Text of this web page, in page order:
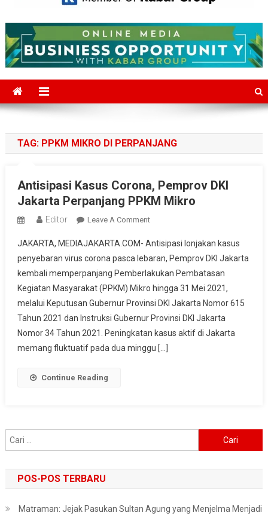
Mediajakarta.com
TAG: PPKM MIKRO DI PERPANJANG
Antisipasi Kasus Corona, Pemprov DKI
Jakarta Perpanjang PPKM Mikro
Editor Leave A CommentOn
Kasus
Corona,
Pemprov
DKI
Jakarta
Perpanjang
PPKM
Mikro
JAKARTA, MEDIAJAKARTA.COM- Antisipasi lonjakan kasus
penyebaran virus corona pasca lebaran, Pemprov DKI Jakarta
kembali memperpanjang Pemberlakukan Pembatasan
Kegiatan Masyarakat (PPKM) Mikro hingga 31 Mei 2021,
melalui Keputusan Gubernur Provinsi DKI Jakarta Nomor 615
Tahun 2021 dan Instruksi Gubernur Provinsi DKI Jakarta
Nomor 34 Tahun 2021. Peningkatan kasus aktif di Jakarta
memang fluktuatif pada dua minggu […]
Continue Reading
untuk:
POS-POS TERBARU
Matraman: Jejak Pasukan Sultan Agung yang Menjelma Menjadi